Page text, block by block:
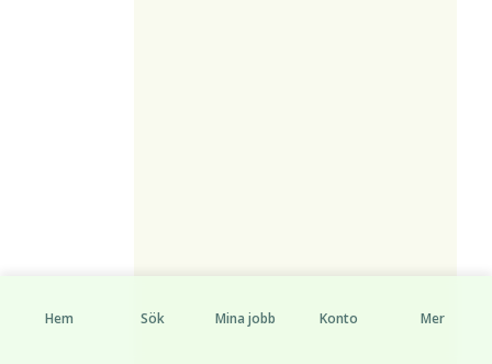
Hem Sök Mina jobb Konto Mer